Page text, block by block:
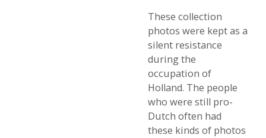
These collection
photos were kept as a
silent resistance
during the
occupation of
Holland. The people
who were still pro-
Dutch often had
these kinds of photos